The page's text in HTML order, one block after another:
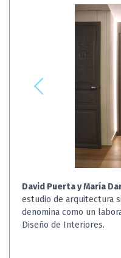
David Puerta y María
estudio de arquitectura
denomina como un
Diseño de Interiores.